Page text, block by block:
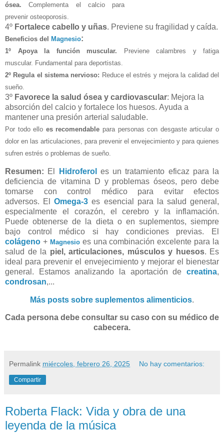
ósea.Complementa el calcio para
prevenir osteoporosis.
4º Fortalece cabello y uñas. Previene su fragilidad y caída.
Beneficios del Magnesio:
1º Apoya la función muscular.
Previene calambres y fatiga
muscular. Fundamental para deportistas.
2º Regula el sistema nervioso: Reduce el estrés y mejora la calidad del
sueño.
3º Favorece la salud ósea y cardiovascular: Mejora la
absorción del calcio y fortalece los huesos. Ayuda a
mantener una presión arterial saludable.
Por todo ello es recomendable para personas con desgaste articular o
dolor en las articulaciones, para prevenir el envejecimiento y para quienes
sufren estrés o problemas de sueño.
Resumen: El Hidroferol
es un tratamiento eficaz para la
deficiencia de vitamina D y problemas óseos, pero debe
tomarse con control médico para evitar efectos
adversos. ElOmega-3 es esencial para la salud general,
especialmente el corazón, el cerebro y la inflamación.
Puede obtenerse de la dieta o en suplementos, siempre
bajo control médico si hay condiciones previas.
El
colágeno + Magnesio es una combinación excelente para la
salud de la piel, articulaciones, músculos y huesos. Es
ideal para prevenir el envejecimiento y mejorar el bienestar
general. Estamos analizando la aportación de creatina,
condrosan,...
Más posts sobre suplementos alimenticios.
Cada persona debe consultar su caso con su médico de
cabecera.
Permalink miércoles, febrero 26, 2025 No hay comentarios:
Compartir
Roberta Flack: Vida y obra de una
leyenda de la música